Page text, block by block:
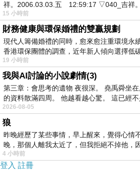
讓ㄚ頭跟她一起騎腳
哈哈
結果我跟我老爸跑
兩台腳踏車
祥。2006.03.03.五 12:59:17 ▽040_吉祥
15 小時前
財務健康與環保婚禮的雙贏規劃
現代人籌備婚禮的同時，愈來愈注重環境永
香港環保團體的調查，近年新人傾向選擇低
19 小時前
我與AI討論的小說劇情(3)
第三章：會思考的遺物 夜很深。 堯禹舜坐在
的資料散滿四周。 他越看越心驚。 這已經
2026-08-05
狼
昨晚經歷了某些事情，早上醒來，覺得心情
晚，那個人離我太近了，但我拒絕不掉他，
4 小時前
登入 註冊